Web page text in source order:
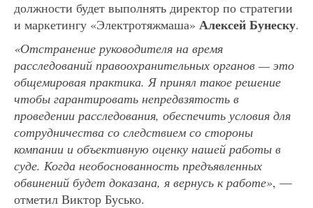
должности будет выполнять директор по стратегии
и маркетингу «Электротяжмаша» Алексей Бунеску.
«Отстранение руководителя на время
расследований правоохранительных органов — это
общемировая практика. Я принял такое решение
чтобы гарантировать непредвзятость в
проведении расследования, обеспечить условия для
сотрудничества со следствием со стороны
компании и объективную оценку нашей работы в
суде. Когда необоснованность предъявленных
обвинений будет доказана, я вернусь к работе», —
отметил Виктор Бусько.